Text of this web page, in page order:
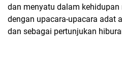
dan menyatu dalam
dengan upacara-upacara adat
dan sebagai pertunjukan